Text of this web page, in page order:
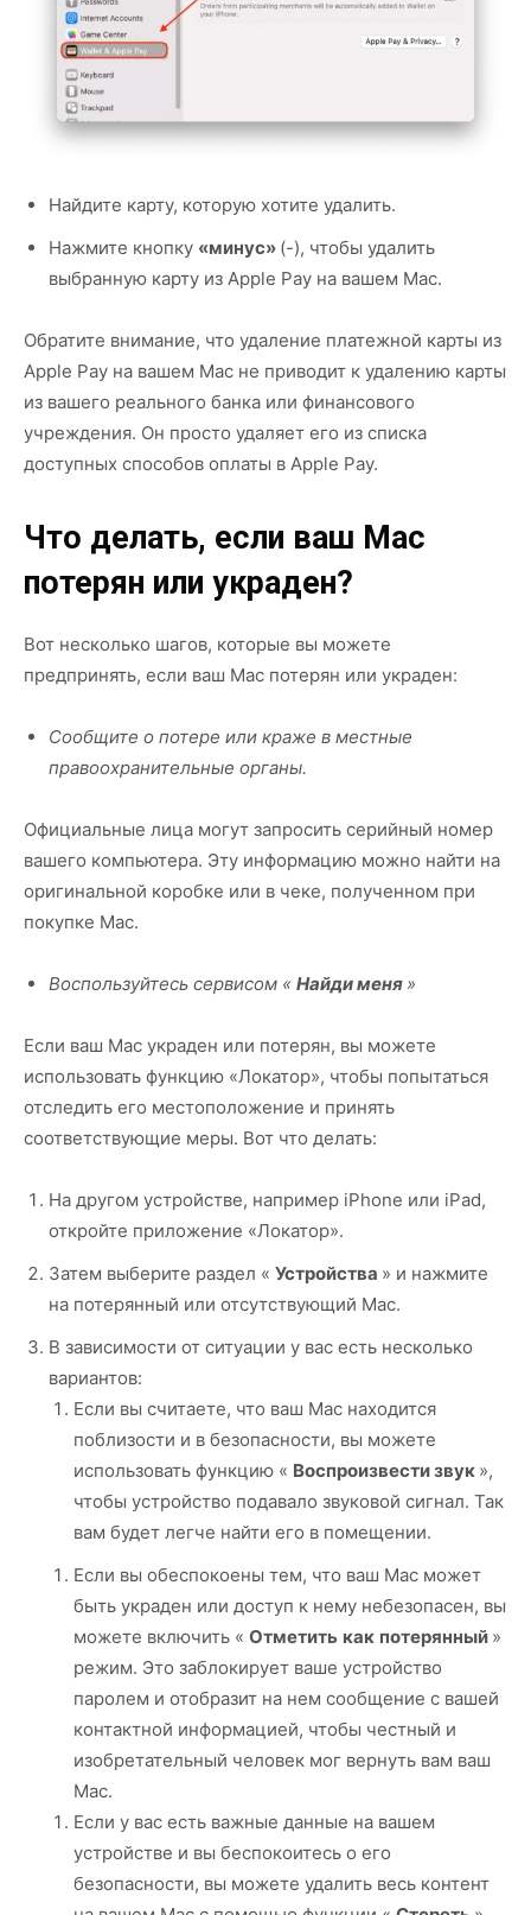
Найдите карту, которую хотите удалить.
Нажмите кнопку «минус» (-), чтобы удалить
выбранную карту из Apple Pay на вашем Mac.
Обратите внимание, что удаление платежной карты из
Apple Pay на вашем Mac не приводит к удалению карты
из вашего реального банка или финансового
учреждения. Он просто удаляет его из списка
доступных способов оплаты в Apple Pay.
Что делать, если ваш Mac
потерян или украден?
Вот несколько шагов, которые вы можете
предпринять, если ваш Mac потерян или украден:
Сообщите о потере или краже в местные
правоохранительные органы.
Официальные лица могут запросить серийный номер
вашего компьютера. Эту информацию можно найти на
оригинальной коробке или в чеке, полученном при
покупке Mac.
Воспользуйтесь сервисом « Найди меня»
Если ваш Mac украден или потерян, вы можете
использовать функцию «Локатор», чтобы попытаться
отследить его местоположение и принять
соответствующие меры. Вот что делать:
На другом устройстве, например iPhone или iPad,
откройте приложение «Локатор».
Затем выберите раздел « Устройства » и нажмите
на потерянный или отсутствующий Mac.
В зависимости от ситуации у вас есть несколько
вариантов:
Если вы считаете, что ваш Mac находится
поблизости и в безопасности, вы можете
использовать функцию « Воспроизвести звук »,
чтобы устройство подавало звуковой сигнал. Так
вам будет легче найти его в помещении.
Если вы обеспокоены тем, что ваш Mac может
быть украден или доступ к нему небезопасен, вы
можете включить « Отметить как потерянный »
режим. Это заблокирует ваше устройство
паролем и отобразит на нем сообщение с вашей
контактной информацией, чтобы честный и
изобретательный человек мог вернуть вам ваш
Mac.
Если у вас есть важные данные на вашем
устройстве и вы беспокоитесь о его
безопасности, вы можете удалить весь контент